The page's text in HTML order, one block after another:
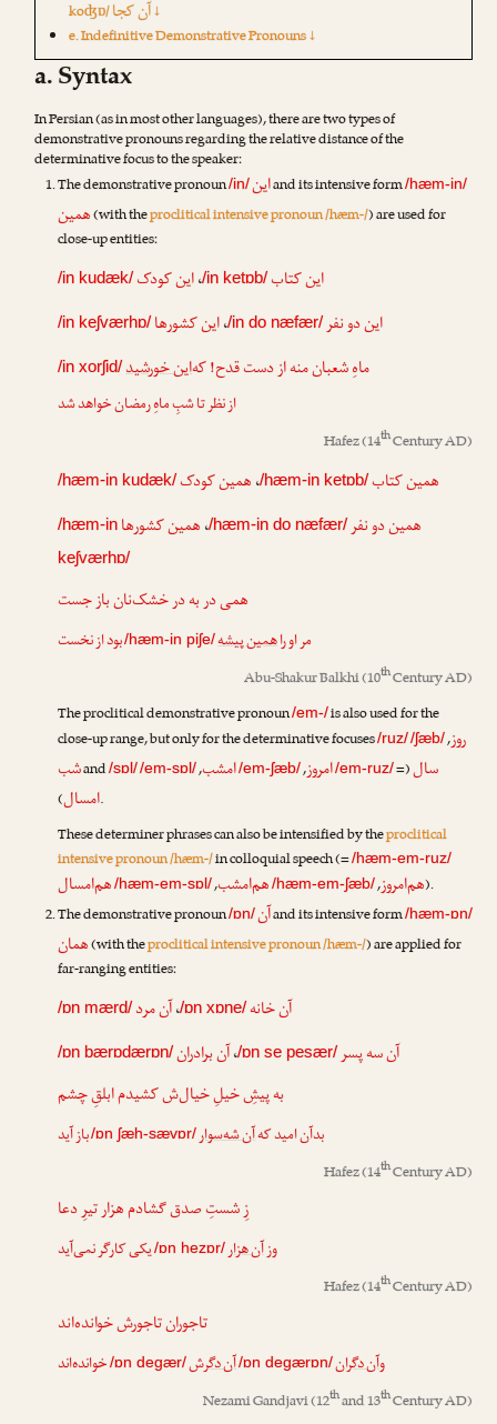
koʤɒ/آن کجا↓
e. Indefinitive Demonstrative Pronouns ↓
a. Syntax
In Persian (as in most other languages), there are two types of
demonstrative pronouns regarding the relative distance of the
determinative focus to the speaker:
The demonstrative pronoun/in/اینand its intensive form/hæm-in/
همین(with theproclitical intensive pronoun /hæm-/) are used for
close-up entities:
این کتاب /in ketɒb/،این کودک /in kudæk/
این دو نفر/in do næfær/،این کشورها /in keʃværhɒ/
ماهِ شعبان منه از دست قدح! که‌این خورشید /in xorʃid/
از نظر تا شبِ ماهِ رمضان خواهد شد
Hafez(14thCentury AD)
همین کتاب /hæm-in ketɒb/،همین کودک /hæm-in kudæk/
همین دو نفر/hæm-in do næfær/،همین کشورها /hæm-in
keʃværhɒ/
همی در به در خشک‌نان باز جست
مر او راهمین پیشه/hæm-in piʃe/بود از نخست
Abu-Shakur Balkhi(10thCentury AD)
The proclitical demonstrative pronoun/em-/is also used for the
close-up range, but only for the determinative focuses/ruz/ روز,
/ʃæb/
شبand/sɒl/ سال(=
/em-ruz/امروز,
/em-ʃæb/امشب,
/em-sɒl/
امسال).
These determiner phrases can also be intensified by theproclitical
intensive pronoun /hæm-/in colloquial speech (=/hæm-em-ruz/
هم‌امروز,
/hæm-em-ʃæb/ هم‌امشب,
/hæm-em-sɒl/ هم‌امسال
).
The demonstrative pronoun/ɒn/آنand its intensive form/hæm-ɒn/
همان(with theproclitical intensive pronoun /hæm-/) are applied for
far-ranging entities:
آن خانه/ɒn xɒne/،آن مرد /ɒn mærd/
آن سه پسر/ɒn se pesær/،آن برادران/ɒn bærɒdærɒn/
به پیشِ خیلِ خیال‌ش کشیدم ابلقِ چشم
بدآن امید کهآن شه‌سوار/ɒn ʃæh-sævɒr/باز آید
Hafez(14thCentury AD)
زِ شستِ صدق گشادم هزار تیرِ دعا
وزآن هزار/ɒn hezɒr/یکی کارگر نمی‌آید
Hafez(14thCentury AD)
تاجوران تاجورش خوانده‌اند
وآن دگران/ɒn degærɒn/آن دگرش/ɒn degær/خوانده‌اند
Nezami Gandjavi(12thand 13thCentury AD)